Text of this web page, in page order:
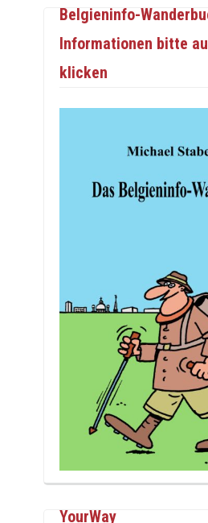
Belgieninfo-
Informationen bitte
klicken
YourWay